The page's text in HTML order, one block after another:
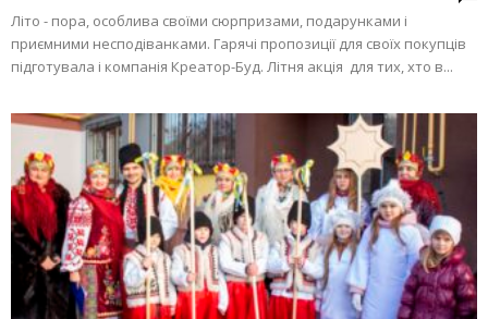
Літо - пора, особлива своїми сюрпризами, подарунками і
приємними несподіванками. Гарячі пропозиції для своїх покупців
підготувала і компанія Креатор-Буд. Літня акція для тих, хто в...